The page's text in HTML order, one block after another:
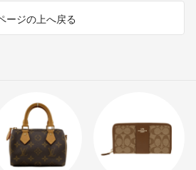
ージの上へ戻る